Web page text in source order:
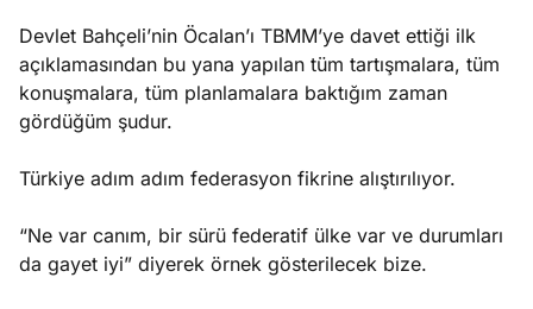
Devlet Bahçeli’nin Öcalan’ı TBMM’ye davet ettiği ilk
açıklamasından bu yana yapılan tüm tartışmalara, tüm
konuşmalara, tüm planlamalara baktığım zaman
gördüğüm şudur.
Türkiye adım adım federasyon fikrine alıştırılıyor.
“Ne var canım, bir sürü federatif ülke var ve durumları
da gayet iyi” diyerek örnek gösterilecek bize.